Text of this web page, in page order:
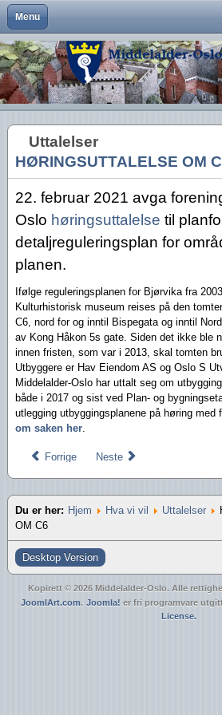
Menu
Om Middelalder-Oslo
Hva er Middelalder-Oslo?
Hva vi vil
Aktiviteter
Middelalderbyen i dag
Oslo i middelalderen
Lederartikler
Medlemsfordeler og faste
Vedtekter
Foreningens navn og logo
Gangvaktprisen
Styremedlemmer
Kontaktinfo
Formål
Visjon
Handlingsplan
Middelalderbyens framtid
Uttalelser
Møter og foredrag
Våre arrangementer
Medlemsturer
Andres arrangementer
Gjennomførte arrangementer
Middelalderbeltet
Middelalderparken
Presse
Middelalderbyen
Dagligliv
Arkeologiske funn
Ny viten
Medlemsblad
Brukernavn
Passord
Husk meg
Glemt ditt passord?
Glemt ditt brukernavn?
Uttalelser
HØRINGSUTTALELSE OM
22. februar 2021 avga
Oslo høringsuttalelse til
detaljreguleringsplan for
planen.
Ifølge reguleringsplanen for Bjørvika fra
Kulturhistorisk museum reises på den
C6, nord for og inntil Bispegata og inntil
av Kong Håkon 5s gate. Siden det ikke ble
innen fristen, som var i 2013, skal tomten
Utbyggere er Hav Eiendom AS og Oslo S
Middelalder-Oslo har uttalt seg om
både i 2017 og sist ved Plan- og
utlegging utbyggingsplanene på høring med
om saken her.
Forrige Neste
Du er her: Hjem Hva vi vil Uttalelser
OM C6
Desktop Version
Kopirett © 2026 Middelalder-Oslo. Alle
JoomlArt.com. Joomla! er fri programvare
License.